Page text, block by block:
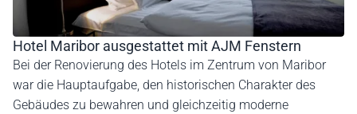
Hotel Maribor ausgestattet mit AJM Fenstern
Bei der Renovierung des Hotels im Zentrum von Maribor
war die Hauptaufgabe, den historischen Charakter des
Gebäudes zu bewahren und gleichzeitig moderne